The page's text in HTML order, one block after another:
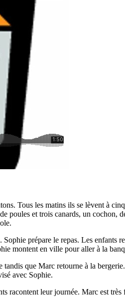
Tous les matins ils se lèvent à
poules et trois canards, un
prépare le repas. Les enfants
montent en ville pour aller à la
tandis que Marc retourne à la
avec Sophie.
racontent leur journée. Marc est